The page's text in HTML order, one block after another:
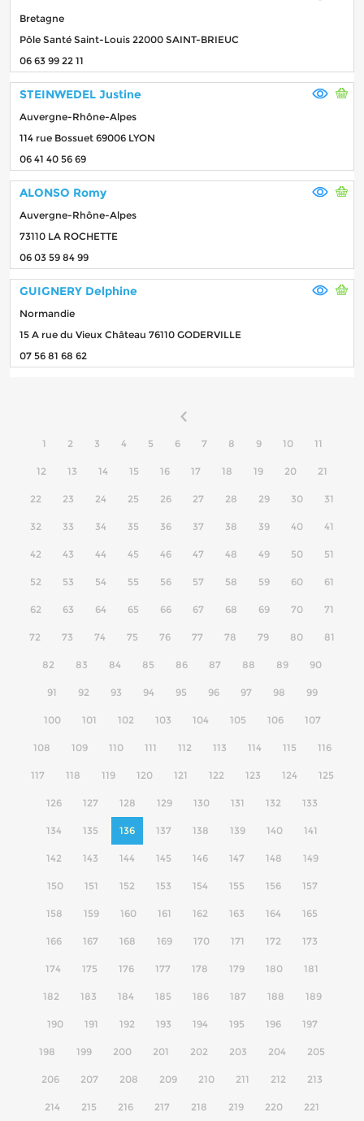
Bretagne
Pôle Santé Saint-Louis 22000 SAINT-BRIEUC
06 63 99 22 11
STEINWEDEL Justine
Auvergne-Rhône-Alpes
114 rue Bossuet 69006 LYON
06 41 40 56 69
ALONSO Romy
Auvergne-Rhône-Alpes
73110 LA ROCHETTE
06 03 59 84 99
GUIGNERY Delphine
Normandie
15 A rue du Vieux Château 76110 GODERVILLE
07 56 81 68 62
1 2 3 4 5 6 7 8 9 10 11
12 13 14 15 16 17 18 19 20 21
22 23 24 25 26 27 28 29 30 31
32 33 34 35 36 37 38 39 40 41
42 43 44 45 46 47 48 49 50 51
52 53 54 55 56 57 58 59 60 61
62 63 64 65 66 67 68 69 70 71
72 73 74 75 76 77 78 79 80 81
82 83 84 85 86 87 88 89 90
91 92 93 94 95 96 97 98 99
100 101 102 103 104 105 106 107
108 109 110 111 112 113 114 115 116
117 118 119 120 121 122 123 124 125
126 127 128 129 130 131 132 133
134 135 136 137 138 139 140 141
142 143 144 145 146 147 148 149
150 151 152 153 154 155 156 157
158 159 160 161 162 163 164 165
166 167 168 169 170 171 172 173
174 175 176 177 178 179 180 181
182 183 184 185 186 187 188 189
190 191 192 193 194 195 196 197
198 199 200 201 202 203 204 205
206 207 208 209 210 211 212 213
214 215 216 217 218 219 220 221